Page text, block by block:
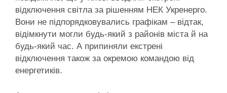
відключення світла за рішенням НЕК Укренерго.
Вони не підпорядковувались графікам – відтак,
відімкнути могли будь-який з районів міста й на
будь-який час. А припиняли екстрені
відключення також за окремою командою від
енергетиків.